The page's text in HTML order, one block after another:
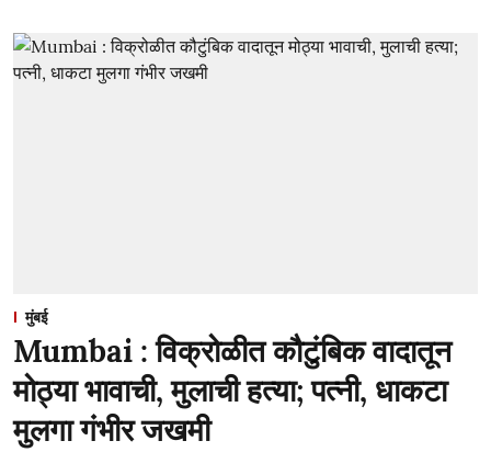
मुंबई
Mumbai : विक्रोळीत कौटुंबिक वादातून
मोठ्या भावाची, मुलाची हत्या; पत्नी, धाकटा
मुलगा गंभीर जखमी